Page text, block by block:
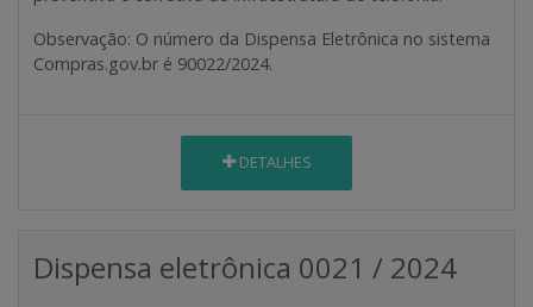
Observação: O número da Dispensa Eletrônica no sistema
Compras.gov.br é 90022/2024.
DETALHES
Dispensa eletrônica 0021 / 2024